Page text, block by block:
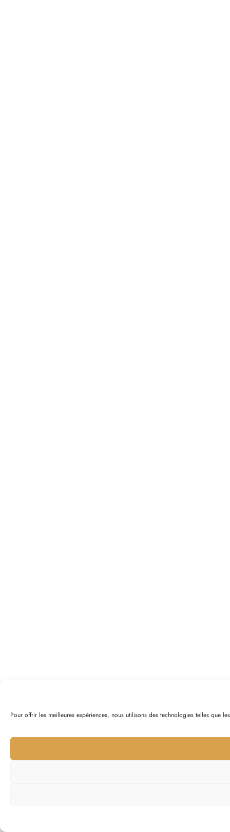
Pour offrir les meilleures expériences, nous utilisons des technologies telles que